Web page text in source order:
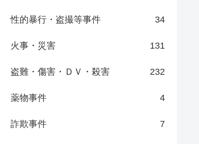
性的暴行・盗撮等事件 34
火事・災害 131
盗難・傷害・ＤＶ・殺害 232
薬物事件 4
詐欺事件 7